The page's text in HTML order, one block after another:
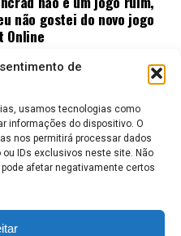
de
usamos tecnologias como
informações do dispositivo. O
nos permitirá processar dados
IDs exclusivos neste site. Não
afetar negativamente certos
não gostei do novo jogo
Online
Os